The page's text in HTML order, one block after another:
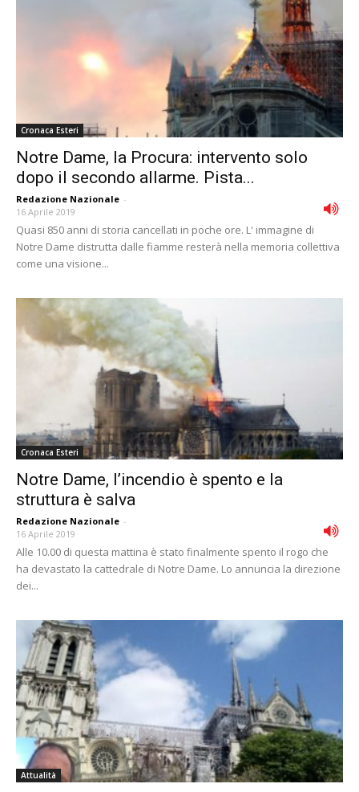
Cronaca Esteri
Notre Dame, la Procura: intervento solo
dopo il secondo allarme. Pista...
Redazione Nazionale -
16 Aprile 2019
Quasi 850 anni di storia cancellati in poche ore. L' immagine di
Notre Dame distrutta dalle fiamme resterà nella memoria collettiva
come una visione...
Cronaca Esteri
Notre Dame, l’incendio è spento e la
struttura è salva
Redazione Nazionale -
16 Aprile 2019
Alle 10.00 di questa mattina è stato finalmente spento il rogo che
ha devastato la cattedrale di Notre Dame. Lo annuncia la direzione
dei...
Attualità